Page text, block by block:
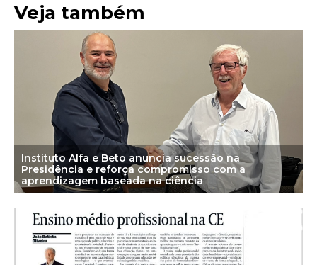
Veja também
Instituto Alfa e Beto anuncia sucessão na
Presidência e reforça compromisso com a
aprendizagem baseada na ciência